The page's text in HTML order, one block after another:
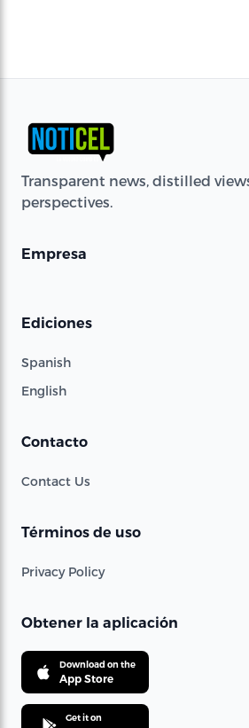
Transparent news, distilled
perspectives.
Empresa
Ediciones
Spanish
English
Contacto
Contact Us
Términos de uso
Privacy Policy
Obtener la aplicación
Download on the
App Store
Get it on